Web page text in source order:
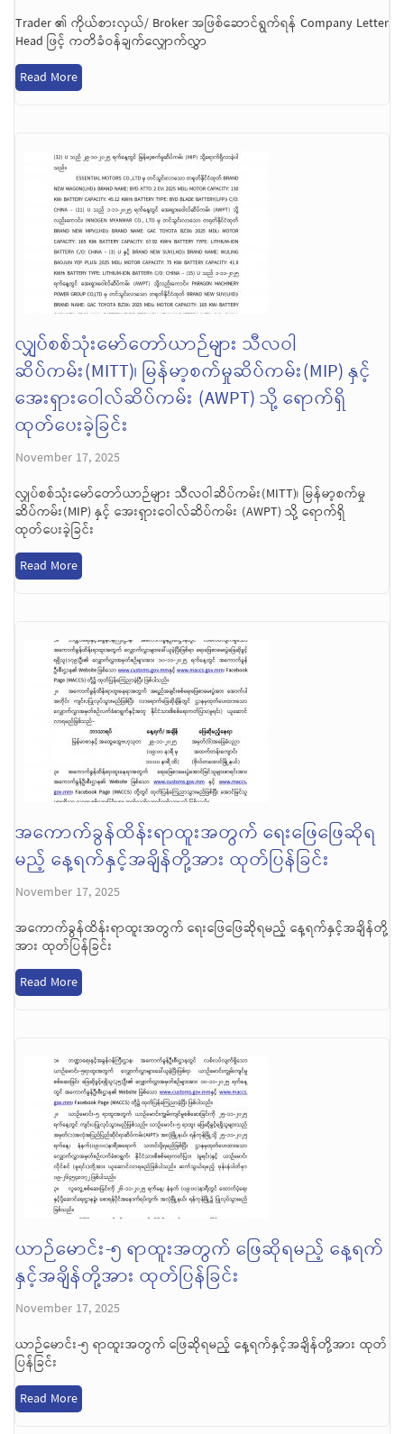
Trader ၏ ကိုယ်စားလှယ်/ Broker အဖြစ်ဆောင်ရွက်ရန် Company Letter
Head ဖြင့် ကတိခံဝန်ချက်လျှောက်လွှာ
Read More
လျှပ်စစ်သုံးမော်တော်ယာဉ်များ သီလဝါ
ဆိပ်ကမ်း(MITT)၊ မြန်မာ့စက်မှုဆိပ်ကမ်း(MIP) နှင့်
အေးရှားဝေါလ်ဆိပ်ကမ်း (AWPT) သို့ ရောက်ရှိ
ထုတ်ပေးခဲ့ခြင်း
November 17, 2025
လျှပ်စစ်သုံးမော်တော်ယာဉ်များ သီလဝါဆိပ်ကမ်း(MITT)၊ မြန်မာ့စက်မှု
ဆိပ်ကမ်း(MIP) နှင့် အေးရှားဝေါလ်ဆိပ်ကမ်း (AWPT) သို့ ရောက်ရှိ
ထုတ်ပေးခဲ့ခြင်း
Read More
အကောက်ခွန်ထိန်းရာထူးအတွက် ရေးဖြေဖြေဆိုရ
မည့် နေ့ရက်နှင့်အချိန်တို့အား ထုတ်ပြန်ခြင်း
November 17, 2025
အကောက်ခွန်ထိန်းရာထူးအတွက် ရေးဖြေဖြေဆိုရမည့် နေ့ရက်နှင့်အချိန်တို့
အား ထုတ်ပြန်ခြင်း
Read More
ယာဉ်မောင်း-၅ ရာထူးအတွက် ဖြေဆိုရမည့် နေ့ရက်
နှင့်အချိန်တို့အား ထုတ်ပြန်ခြင်း
November 17, 2025
ယာဉ်မောင်း-၅ ရာထူးအတွက် ဖြေဆိုရမည့် နေ့ရက်နှင့်အချိန်တို့အား ထုတ်
ပြန်ခြင်း
Read More